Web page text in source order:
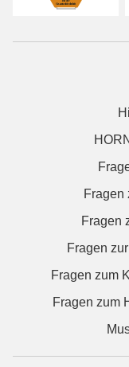
Fragen
Fragen
Fragen
Fragen zum
Fragen zum